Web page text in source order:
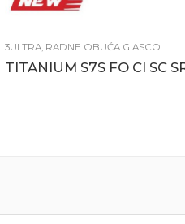
3ULTRA, RADNE OBUĆA GIASCO
TITANIUM S7S FO CI SC